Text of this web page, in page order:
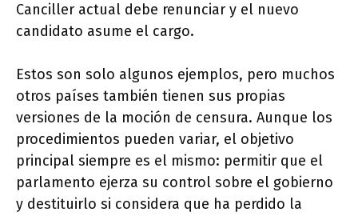
Canciller actual debe renunciar y el nuevo
candidato asume el cargo.
Estos son solo algunos ejemplos, pero muchos
otros países también tienen sus propias
versiones de la moción de censura. Aunque los
procedimientos pueden variar, el objetivo
principal siempre es el mismo: permitir que el
parlamento ejerza su control sobre el gobierno
y destituirlo si considera que ha perdido la